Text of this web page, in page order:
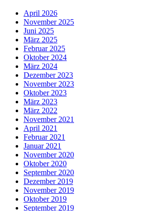
April 2026
November 2025
Juni 2025
März 2025
Februar 2025
Oktober 2024
März 2024
Dezember 2023
November 2023
Oktober 2023
März 2023
März 2022
November 2021
April 2021
Februar 2021
Januar 2021
November 2020
Oktober 2020
September 2020
Dezember 2019
November 2019
Oktober 2019
September 2019